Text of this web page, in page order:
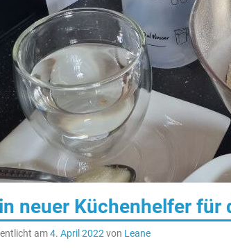
neuer Küchenhelfer für
am4. April 2022von Leane